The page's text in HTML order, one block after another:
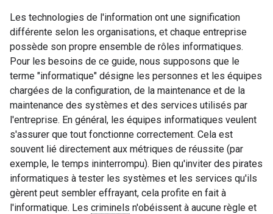
Les technologies de l'information ont une signification
différente selon les organisations, et chaque entreprise
possède son propre ensemble de rôles informatiques.
Pour les besoins de ce guide, nous supposons que le
terme "informatique" désigne les personnes et les équipes
chargées de la configuration, de la maintenance et de la
maintenance des systèmes et des services utilisés par
l'entreprise. En général, les équipes informatiques veulent
s'assurer que tout fonctionne correctement. Cela est
souvent lié directement aux métriques de réussite (par
exemple, le temps ininterrompu). Bien qu'inviter des pirates
informatiques à tester les systèmes et les services qu'ils
gèrent peut sembler effrayant, cela profite en fait à
l'informatique. Les criminels n'obéissent à aucune règle et